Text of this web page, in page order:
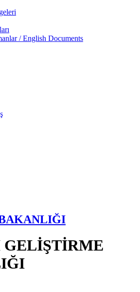
/ English Documents
GELİŞTİRME